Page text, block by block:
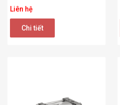
Liên hệ
Chi tiết